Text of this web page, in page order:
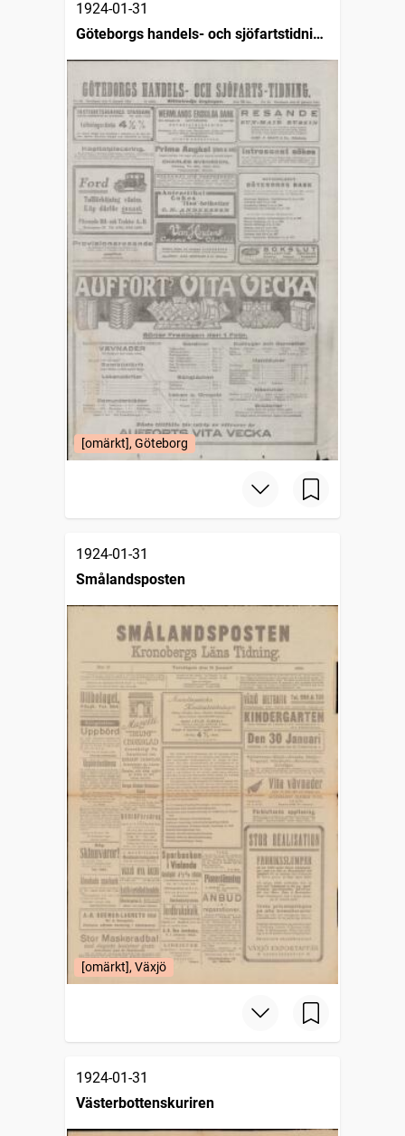
1924-01-31
Göteborgs handels- och sjöfartstidning
(1832)
[omärkt], Göteborg
1924-01-31
Smålandsposten
[omärkt], Växjö
1924-01-31
Västerbottenskuriren